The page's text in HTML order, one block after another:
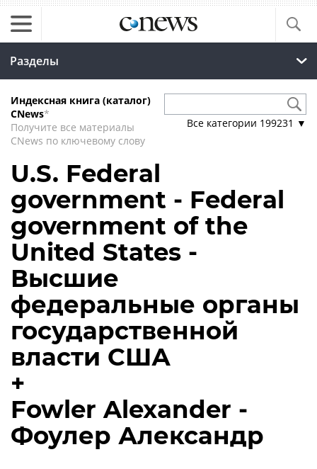
Разделы
Индексная книга (каталог)
CNews*
Получите все материалы
CNews по ключевому слову
Все категории 199231 ▼
U.S. Federal
government - Federal
government of the
United States -
Высшие
федеральные органы
государственной
власти США
+
Fowler Alexander -
Фоулер Александр